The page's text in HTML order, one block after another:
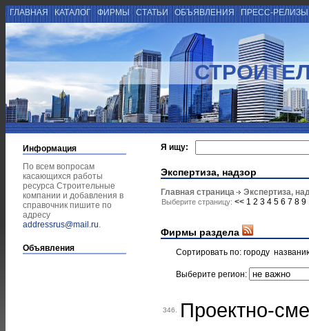
ГЛАВНАЯ КАТАЛОГ ФИРМЫ СТАТЬИ ОБЪЯВЛЕНИЯ ПРЕСС-
Информация
По всем вопросам
касающихся работы
ресурса Строительные
компании и добавления в
справочник пишите по
адресу
addressrus@mail.ru.
Объявления
Я ищу:
Экспертиза, надзор
Главная страница Экспертиза,
Выберите страницу: << 1 2 3 4 5 6 7 8 9
Фирмы раздела
Сортировать по: городу
Выберите регион:
346. Проектно-